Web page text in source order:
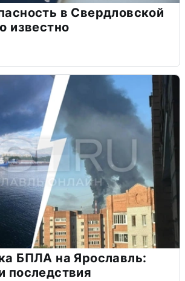
в Свердловской
известно
БПЛА на Ярославль:
последствия